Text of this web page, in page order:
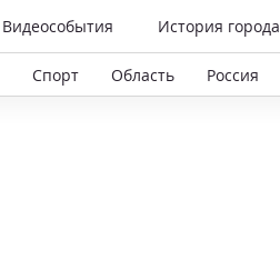
Видеособытия История города
Спорт Область Россия